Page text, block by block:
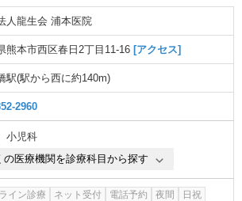
人龍生会 浦本医院
熊本市西区春日2丁目11-16 [アクセス]
駅(駅から西に約140m)
2960
小児科
の医療機関を診療科目から探す
イン診療 ネット受付 電話予約 夜間
日祝